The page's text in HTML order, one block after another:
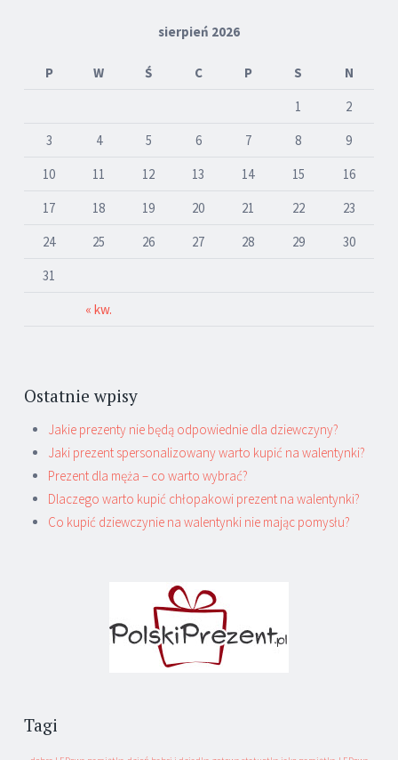
sierpień 2026
P W Ś C P S N
« kw.
1
2
3
4 5 6 7 8
9
10
11 12 13 14 15
16
17
18 19 20 21 22
23
24
25 26 27 28 29
30
31
Ostatnie wpisy
Jakie prezenty nie będą odpowiednie dla dziewczyny?
Jaki prezent spersonalizowany warto kupić na walentynki?
Prezent dla męża – co warto wybrać?
Dlaczego warto kupić chłopakowi prezent na walentynki?
Co kupić dziewczynie na walentynki nie mając pomysłu?
Tagi